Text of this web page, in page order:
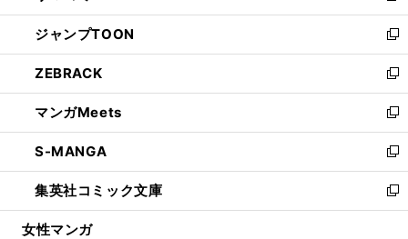
開
く
ウ
で
開
く
ン
ド
ウ
で
開
く
ウ
ィ
ン
ド
ウ
で
開
く
し
い
ウ
ィ
ン
ド
ウ
で
開
く
ジャンプTOON
新
し
い
ウ
ィ
ン
ド
ウ
で
開
ZEBRACK
新
し
い
ウ
ィ
ン
ド
ウ
マンガMeets
新
し
い
ウ
ィ
ン
S-MANGA
新
し
い
ウ
集英社コミック文庫
新
し
女性マンガ